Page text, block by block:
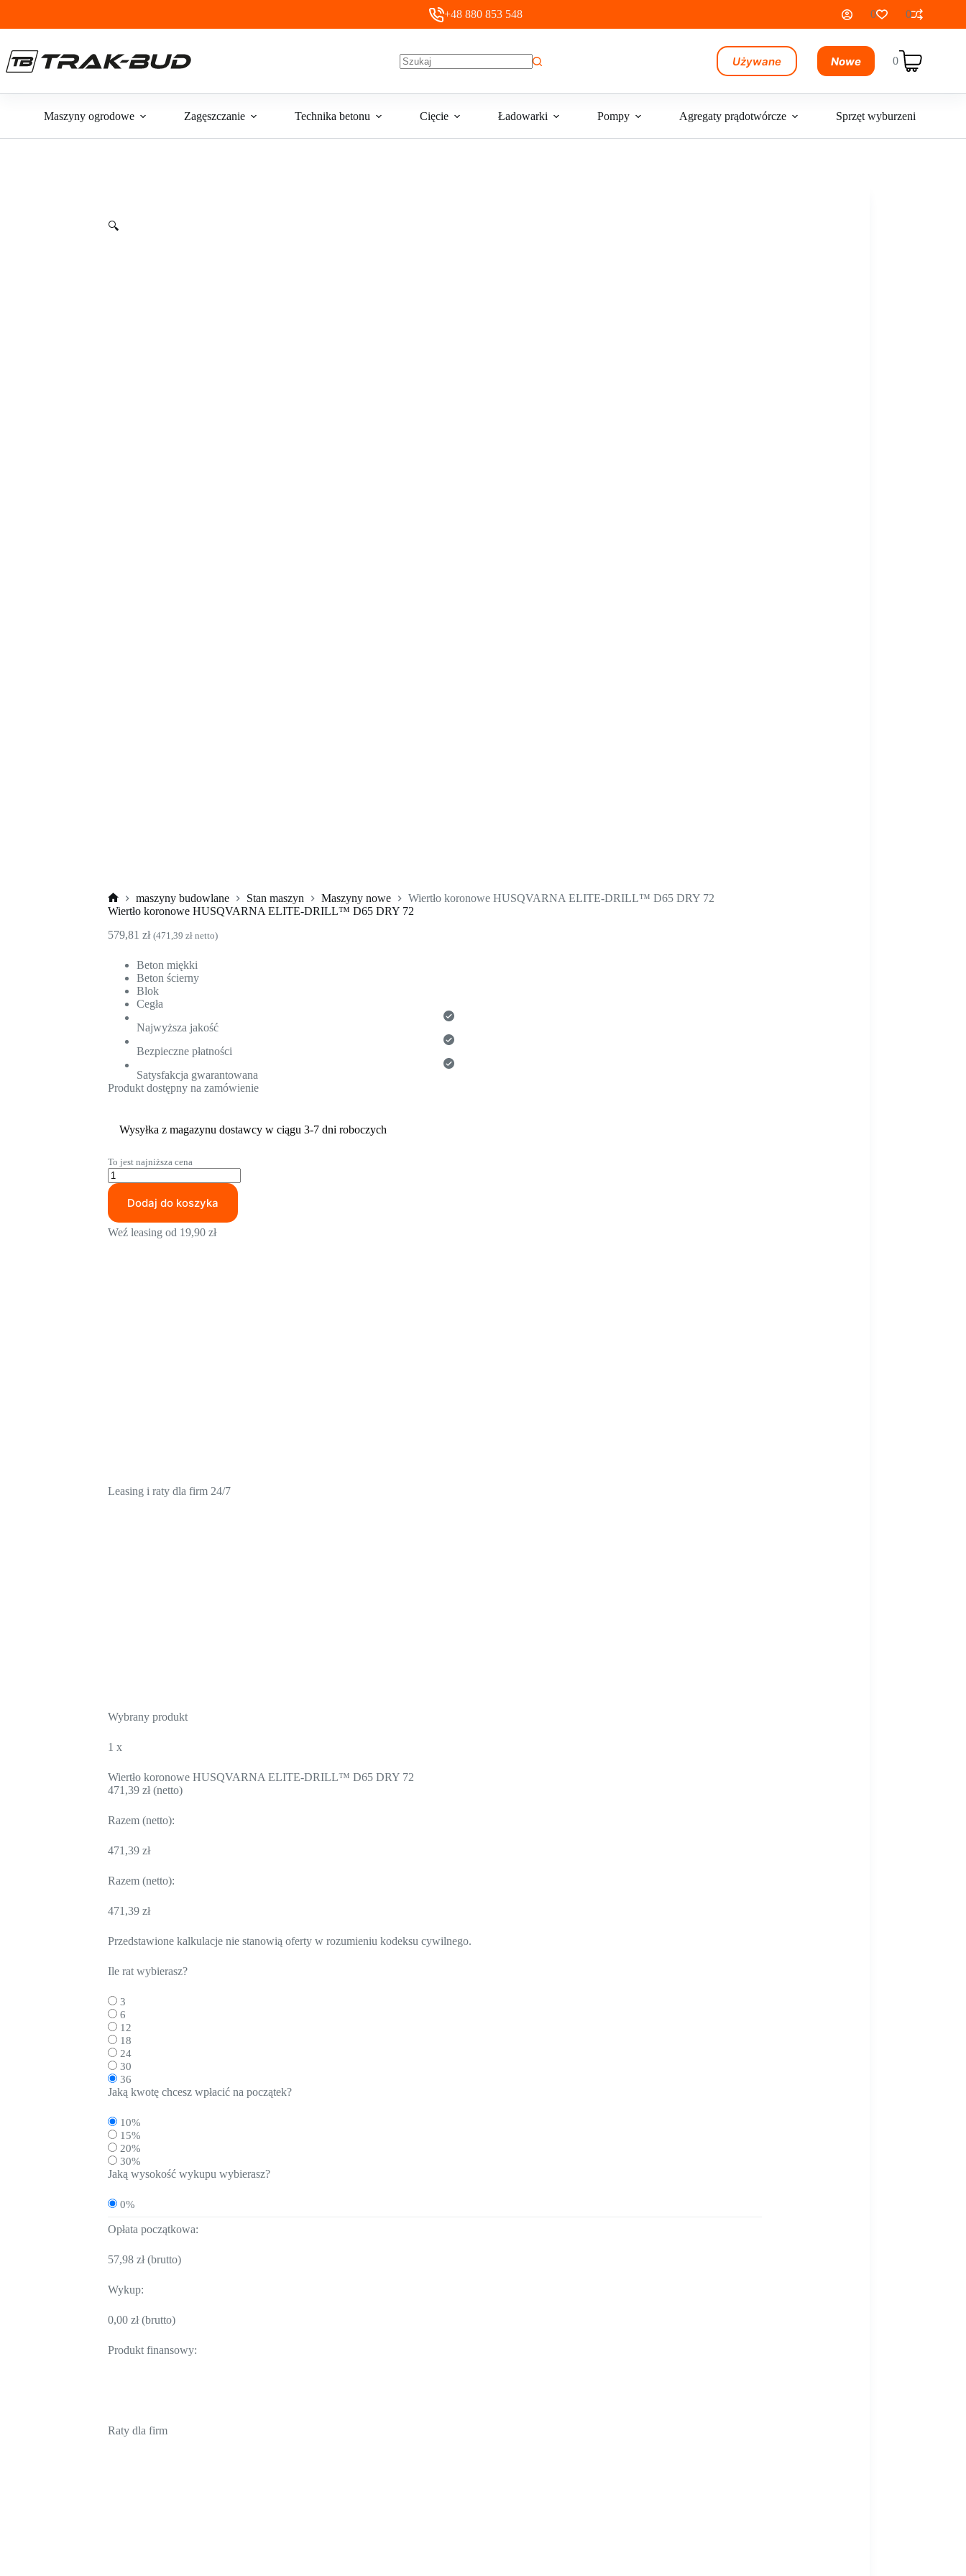
treści
+48 880 853 548 0 0
Używane Nowe Koszyk
0
Maszyny ogrodowe Zagęszczanie Technika betonu Cięcie Ładowarki Pompy Agregaty prądotwórcze Sprzęt wyburzeniowy
🔍
Strona
maszyny budowlane Stan maszyn Maszyny nowe
Wiertło koronowe HUSQVARNA ELITE-DRILL™ D65 DRY 72
Wiertło koronowe HUSQVARNA ELITE-DRILL™ D65 DRY 72
579,81 zł (471,39 zł netto)
Beton miękki
Beton ścierny
Blok
Cegła
Najwyższa jakość
Bezpieczne płatności
Satysfakcja gwarantowana
Produkt dostępny na zamówienie
Wysyłka z magazynu dostawcy w ciągu 3-7 dni roboczych
To jest najniższa cena
ilość
Wiertło
koronowe
HUSQVARNA
ELITE-
DRILL™
Dodaj do koszyka
Weź leasing od 19,90 zł
Leasing i raty dla firm 24/7
Wybrany produkt
1 x
Wiertło koronowe HUSQVARNA ELITE-DRILL™ D65 DRY 72
471,39 zł(netto)
Razem (netto):
471,39 zł
Razem (netto):
471,39 zł
Przedstawione kalkulacje nie stanowią oferty w rozumieniu kodeksu cywilnego.
Ile rat wybierasz?
3
6
12
18
24
30
36
Jaką kwotę chcesz wpłacić na początek?
10%
15%
20%
30%
Jaką wysokość wykupu wybierasz?
0%
Opłata początkowa:
57,98 zł(brutto)
Wykup:
0,00 zł(brutto)
Produkt finansowy:
Raty dla firm